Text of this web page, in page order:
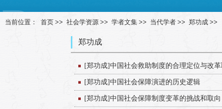
当前位置： 首页 >> 社会学资源 >> 学者文集 >> 当代学者 >> 郑功成 >>
郑功成
[郑功成]中国社会救助制度的合理定位与改
[郑功成]中国社会保障演进的历史逻辑
[郑功成]中国社会保障制度变革的挑战和取向